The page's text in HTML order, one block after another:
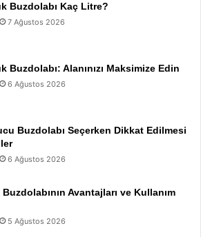
Buzdolabı Kaç Litre?
7 Ağustos 2026
Buzdolabı: Alanınızı Maksimize Edin
6 Ağustos 2026
Buzdolabı Seçerken Dikkat Edilmesi
6 Ağustos 2026
Avantajları ve Kullanım
5 Ağustos 2026